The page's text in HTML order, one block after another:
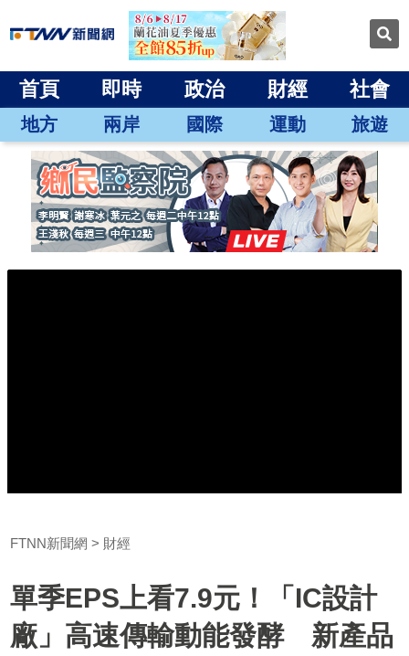
首頁 即時 政治 財經 社會
地方 兩岸 國際 運動 旅遊
FTNN新聞網 財經
單季EPS上看7.9元！「IC設計
廠」高速傳輸動能發酵 新產品